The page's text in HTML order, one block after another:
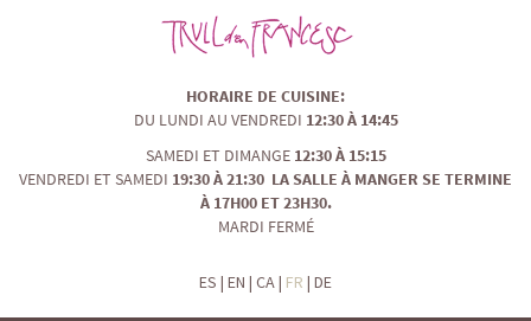
HORAIRE DE CUISINE:
DU LUNDI AU VENDREDI 12:30 À 14:45
SAMEDI ET DIMANGE 12:30 À 15:15
VENDREDI ET SAMEDI 19:30 À 21:30 LA SALLE À MANGER SE TERMINE
À 17H00 ET 23H30.
MARDI FERMÉ
ES | EN | CA| FR | DE